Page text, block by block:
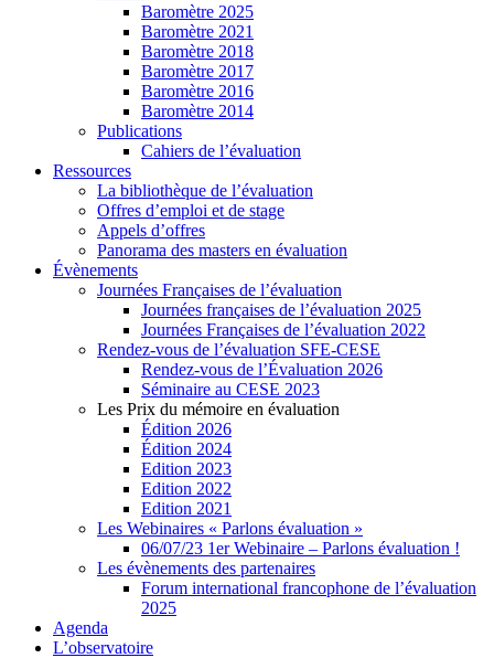
Baromètre 2025
Baromètre 2021
Baromètre 2018
Baromètre 2017
Baromètre 2016
Baromètre 2014
Publications
Cahiers de l’évaluation
Ressources
La bibliothèque de l’évaluation
Offres d’emploi et de stage
Appels d’offres
Panorama des masters en évaluation
Évènements
Journées Françaises de l’évaluation
Journées françaises de l’évaluation 2025
Journées Françaises de l’évaluation 2022
Rendez-vous de l’évaluation SFE-CESE
Rendez-vous de l’Évaluation 2026
Séminaire au CESE 2023
Les Prix du mémoire en évaluation
Édition 2026
Édition 2024
Edition 2023
Edition 2022
Edition 2021
Les Webinaires « Parlons évaluation »
06/07/23 1er Webinaire – Parlons évaluation !
Les évènements des partenaires
Forum international francophone de l’évaluation
2025
Agenda
L’observatoire